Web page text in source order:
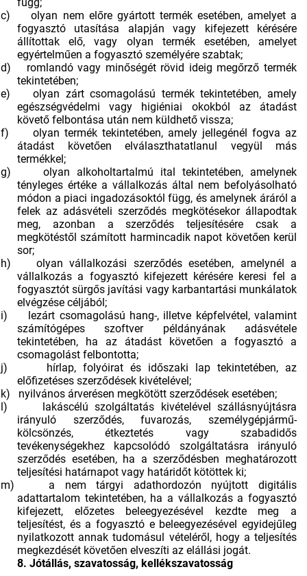
c)
olyan nem előre gyártott termék esetében, amelyet a
fogyasztó utasítása alapján vagy kifejezett kérésére
állítottak elő, vagy olyan termék esetében, amelyet
egyértelműen a fogyasztó személyére szabtak;
d)
romlandó vagy minőségét rövid ideig megőrző termék
tekintetében;
e)
olyan zárt csomagolású termék tekintetében, amely
egészségvédelmi vagy higiéniai okokból az átadást
követő felbontása után nem küldhető vissza;
f)
olyan termék tekintetében, amely jellegénél fogva az
átadást követően elválaszthatatlanul vegyül más
termékkel;
g)
olyan alkoholtartalmú ital tekintetében, amelynek
tényleges értéke a vállalkozás által nem befolyásolható
módon a piaci ingadozásoktól függ, és amelynek áráról a
felek az adásvételi szerződés megkötésekor állapodtak
meg, azonban a szerződés teljesítésére csak a
megkötéstől számított harmincadik napot követően kerül
sor;
h)
olyan vállalkozási szerződés esetében, amelynél a
vállalkozás a fogyasztó kifejezett kérésére keresi fel a
fogyasztót sürgős javítási vagy karbantartási munkálatok
elvégzése céljából;
i)
lezárt csomagolású hang-, illetve képfelvétel, valamint
számítógépes szoftver példányának adásvétele
tekintetében, ha az átadást követően a fogyasztó a
csomagolást felbontotta;
j)
hírlap, folyóirat és időszaki lap tekintetében, az
előfizetéses szerződések kivételével;
k)
nyilvános árverésen megkötött szerződések esetében;
l)
lakáscélú szolgáltatás kivételével szállásnyújtásra
irányuló szerződés, fuvarozás, személygépjármű-
kölcsönzés, étkeztetés vagy szabadidős
tevékenységekhez kapcsolódó szolgáltatásra irányuló
szerződés esetében, ha a szerződésben meghatározott
teljesítési határnapot vagy határidőt kötöttek ki;
m)
a nem tárgyi adathordozón nyújtott digitális
adattartalom tekintetében, ha a vállalkozás a fogyasztó
kifejezett, előzetes beleegyezésével kezdte meg a
teljesítést, és a fogyasztó e beleegyezésével egyidejűleg
nyilatkozott annak tudomásul vételéről, hogy a teljesítés
megkezdését követően elveszíti az elállási jogát.
8. Jótállás, szavatosság, kellékszavatosság